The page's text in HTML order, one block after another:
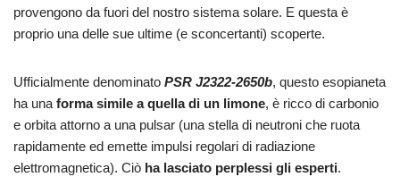
provengono da fuori del nostro sistema solare. E questa è
proprio una delle sue ultime (e sconcertanti) scoperte.
Ufficialmente denominato PSR J2322-2650b, questo esopianeta
ha una forma simile a quella di un limone, è ricco di carbonio
e orbita attorno a una pulsar (una stella di neutroni che ruota
rapidamente ed emette impulsi regolari di radiazione
elettromagnetica). Ciò ha lasciato perplessi gli esperti.